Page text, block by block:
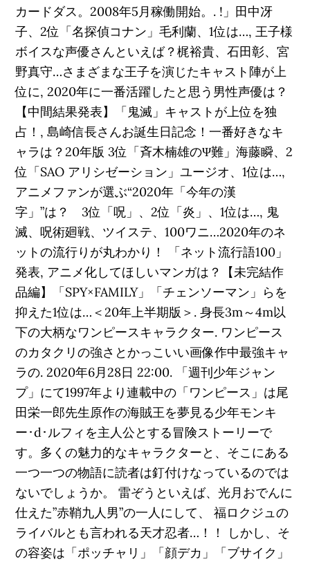
カードダス。2008年5月稼働開始。. !」田中冴
子、2位「名探偵コナン」毛利蘭、1位は…, 王子様
ボイスな声優さんといえば？梶裕貴、石田彰、宮
野真守…さまざまな王子を演じたキャスト陣が上
位に, 2020年に一番活躍したと思う男性声優は？
【中間結果発表】「鬼滅」キャストが上位を独
占！, 島崎信長さんお誕生日記念！一番好きなキ
ャラは？20年版 3位「斉木楠雄のΨ難」海藤瞬、2
位「SAO アリシゼーション」ユージオ、1位は…,
アニメファンが選ぶ“2020年「今年の漢
字」”は？ 3位「呪」、2位「炎」、1位は…, 鬼
滅、呪術廻戦、ツイステ、100ワニ…2020年のネ
ットの流行りが丸わかり！ 「ネット流行語100」
発表, アニメ化してほしいマンガは？【未完結作
品編】「SPY×FAMILY」「チェンソーマン」らを
抑えた1位は…＜20年上半期版＞. 身長3m～4m以
下の大柄なワンピースキャラクター. ワンピース
のカタクリの強さとかっこいい画像作中最強キャ
ラの. 2020年6月28日 22:00. 「週刊少年ジャン
プ」にて1997年より連載中の「ワンピース」は尾
田栄一郎先生原作の海賊王を夢見る少年モンキ
ー･d･ルフィを主人公とする冒険ストーリーで
す。多くの魅力的なキャラクターと、そこにある
一つ一つの物語に読者は釘付けなっているのでは
ないでしょうか。 雷ぞうといえば、光月おでんに
仕えた”赤鞘九人男”の一人にして、 福ロクジュの
ライバルとも言われる天才忍者…！！ しかし、そ
の容姿は「ポッチャリ」「顔デカ」「ブサイク」